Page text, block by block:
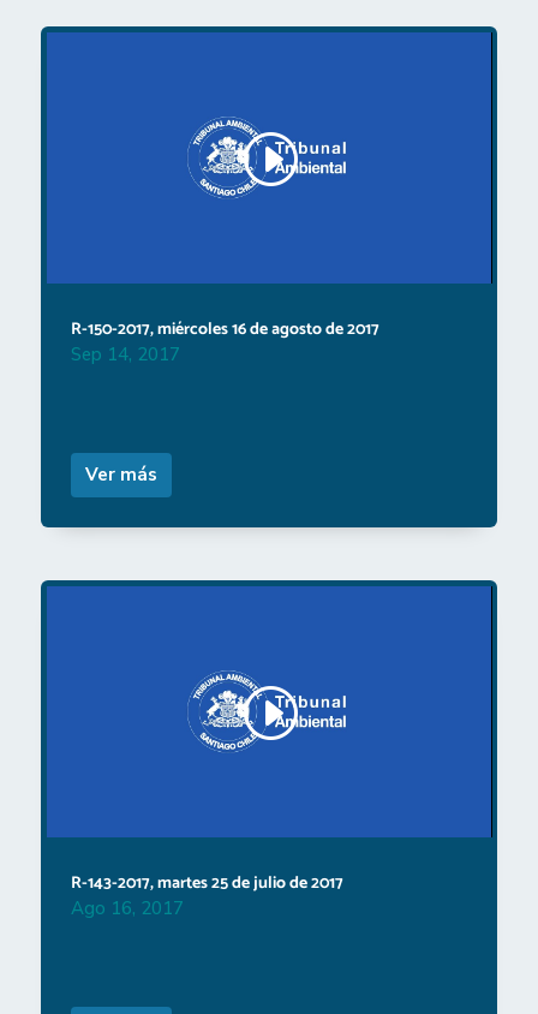
R-150-2017, miércoles 16 de agosto de 2017
Sep 14, 2017
Ver más
R-143-2017, martes 25 de julio de 2017
Ago 16, 2017